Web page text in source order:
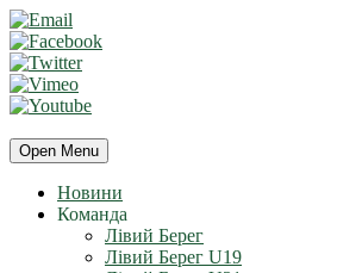
Open Menu
Новини
Команда
Лівий Берег
Лівий Берег U19